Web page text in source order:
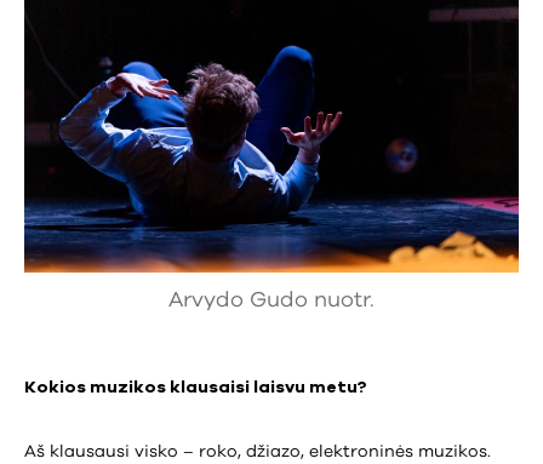
Arvydo Gudo nuotr.
Kokios muzikos klausaisi laisvu metu?
Aš klausausi visko – roko, džiazo, elektroninės muzikos.